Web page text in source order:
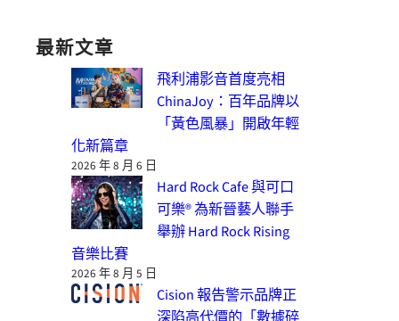
最新文章
飛利浦影音首度亮相
ChinaJoy：百年品牌以
「黃色風暴」開啟年輕
化新篇章
2026 年 8 月 6 日
Hard Rock Cafe 與可口
可樂® 為新晉藝人聯手
舉辦 Hard Rock Rising
音樂比賽
2026 年 8 月 5 日
Cision 報告警示品牌正
深陷高代價的「數據碎